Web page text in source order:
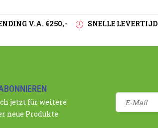
V.A. €250,- SNELLE LEVERTIJD
jetzt für weitere
neue Produkte